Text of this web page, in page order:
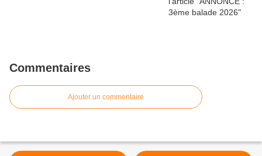
Commentaires
Ajouter un commentaire